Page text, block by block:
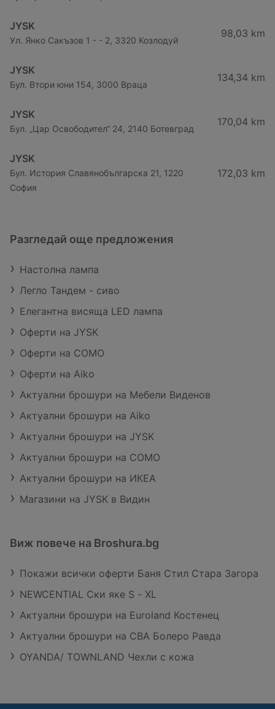
JYSK
Ул. Янко Сакъзов 1 - - 2, 3320 Козлодуй
98,03 km
JYSK
Бул. Втори юни 154, 3000 Враца
134,34 km
JYSK
Бул. „Цар Освободител“ 24, 2140 Ботевград
170,04 km
JYSK
Бул. История Славянобългарска 21, 1220
София
172,03 km
Разгледай още предложения
Настолна лампа
Легло Тандем - сиво
Елегантна висяща LED лампа
Оферти на JYSK
Оферти на COMO
Оферти на Aiko
Актуални брошури на Мебели Виденов
Актуални брошури на Aiko
Актуални брошури на JYSK
Актуални брошури на COMO
Актуални брошури на ИКЕА
Магазини на JYSK в Видин
Виж повече на Broshura.bg
Покажи всички оферти Баня Стил Стара Загора
NEWCENTIAL Ски яке S - XL
Актуални брошури на Euroland Костенец
Актуални брошури на CBA Болеро Равда
OYANDA/ TOWNLAND Чехли с кожа